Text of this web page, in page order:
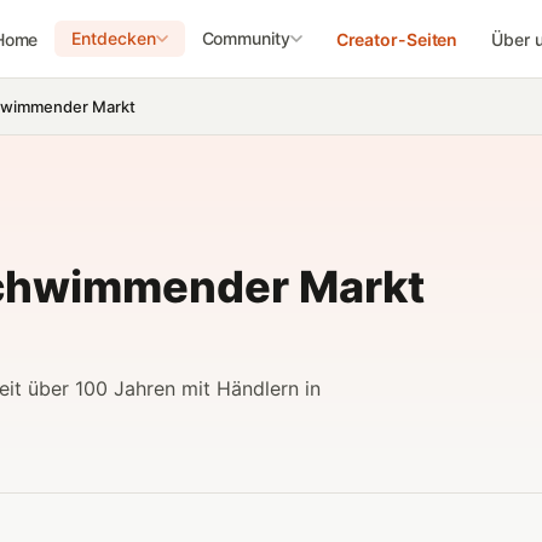
Entdecken Community Creator-Seiten Über
Markt
Markt
über 100 Jahren mit Händlern in